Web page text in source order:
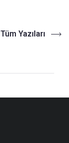
Tüm Yazıları